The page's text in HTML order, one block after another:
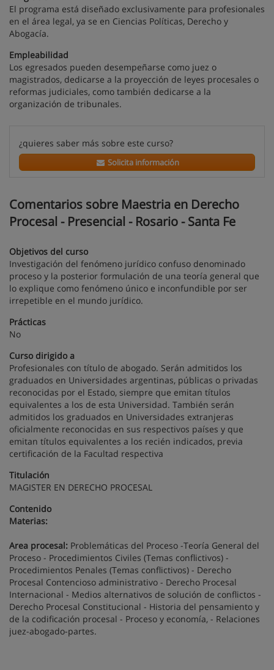
El programa está diseñado exclusivamente para profesionales
en el área legal, ya se en Ciencias Políticas, Derecho y
Abogacía.
Empleabilidad
Los egresados pueden desempeñarse como juez o
magistrados, dedicarse a la proyección de leyes procesales o
reformas judiciales, como también dedicarse a la
organización de tribunales.
¿quieres saber más sobre este curso?
Solicita información
Comentarios sobre Maestria en Derecho
Procesal - Presencial - Rosario - Santa Fe
Objetivos del curso
Investigación del fenómeno jurídico confuso denominado
proceso y la posterior formulación de una teoría general que
lo explique como fenómeno único e inconfundible por ser
irrepetible en el mundo jurídico.
Prácticas
No
Curso dirigido a
Profesionales con título de abogado. Serán admitidos los
graduados en Universidades argentinas, públicas o privadas
reconocidas por el Estado, siempre que emitan títulos
equivalentes a los de esta Universidad. También serán
admitidos los graduados en Universidades extranjeras
oficialmente reconocidas en sus respectivos países y que
emitan títulos equivalentes a los recién indicados, previa
certificación de la Facultad respectiva
Titulación
MAGISTER EN DERECHO PROCESAL
Contenido
Materias:
Area procesal: Problemáticas del Proceso -Teoría General del
Proceso - Procedimientos Civiles (Temas conflictivos) -
Procedimientos Penales (Temas conflictivos) - Derecho
Procesal Contencioso administrativo - Derecho Procesal
Internacional - Medios alternativos de solución de conflictos -
Derecho Procesal Constitucional - Historia del pensamiento y
de la codificación procesal - Proceso y economía, - Relaciones
juez-abogado-partes.